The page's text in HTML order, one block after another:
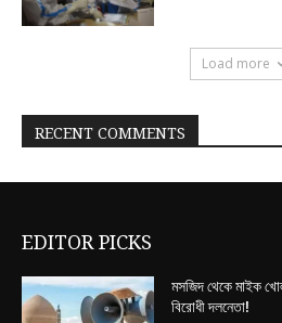
Load more
RECENT COMMENTS
EDITOR PICKS
মসজিদ থেকে মাইক
বিরোধী দলনেতা!